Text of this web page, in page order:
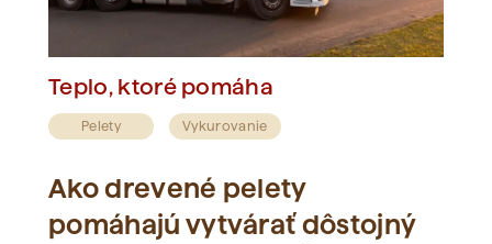
Teplo, ktoré pomáha
Pelety Vykurovanie
Ako drevené pelety
pomáhajú vytvárať dôstojný